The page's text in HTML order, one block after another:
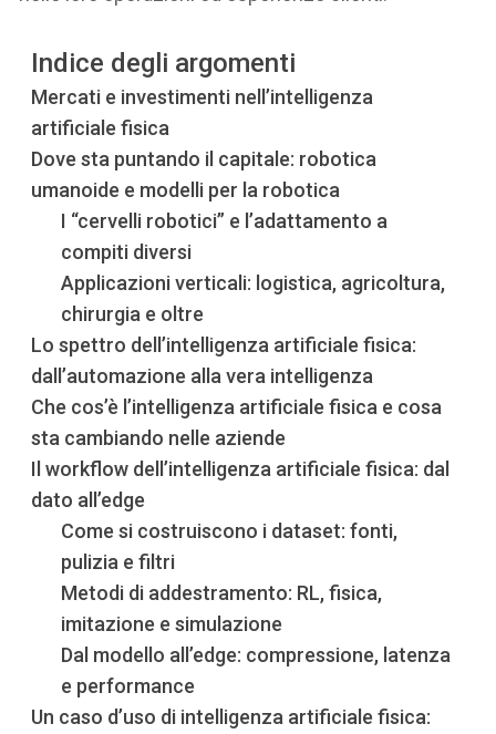
Indice degli argomenti
Mercati e investimenti nell’intelligenza
artificiale fisica
Dove sta puntando il capitale: robotica
umanoide e modelli per la robotica
I “cervelli robotici” e l’adattamento a
compiti diversi
Applicazioni verticali: logistica, agricoltura,
chirurgia e oltre
Lo spettro dell’intelligenza artificiale fisica:
dall’automazione alla vera intelligenza
Che cos’è l’intelligenza artificiale fisica e cosa
sta cambiando nelle aziende
Il workflow dell’intelligenza artificiale fisica: dal
dato all’edge
Come si costruiscono i dataset: fonti,
pulizia e filtri
Metodi di addestramento: RL, fisica,
imitazione e simulazione
Dal modello all’edge: compressione, latenza
e performance
Un caso d’uso di intelligenza artificiale fisica: